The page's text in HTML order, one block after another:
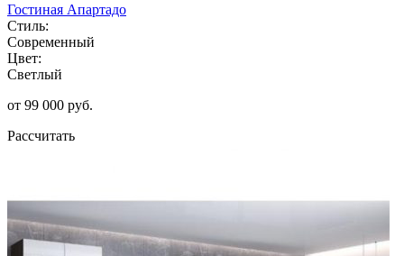
Гостиная Апартадо
Стиль:
Современный
Цвет:
Светлый
от 99 000 руб.
Рассчитать